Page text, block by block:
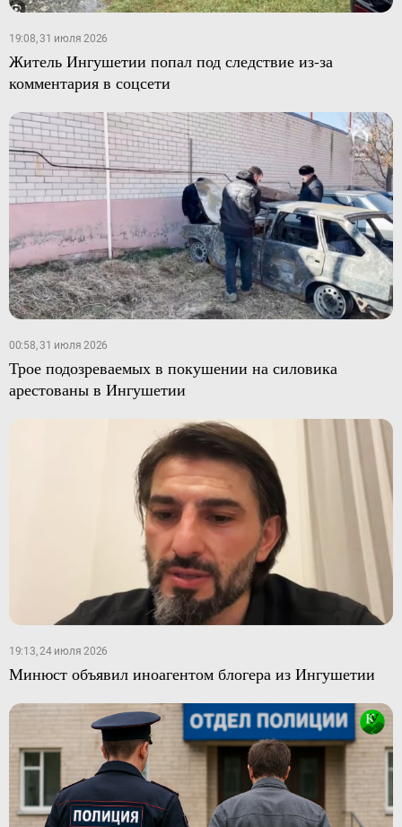
19:08, 31 июля 2026
Житель Ингушетии попал под следствие из-за
комментария в соцсети
00:58, 31 июля 2026
Трое подозреваемых в покушении на силовика
арестованы в Ингушетии
19:13, 24 июля 2026
Минюст объявил иноагентом блогера из Ингушетии